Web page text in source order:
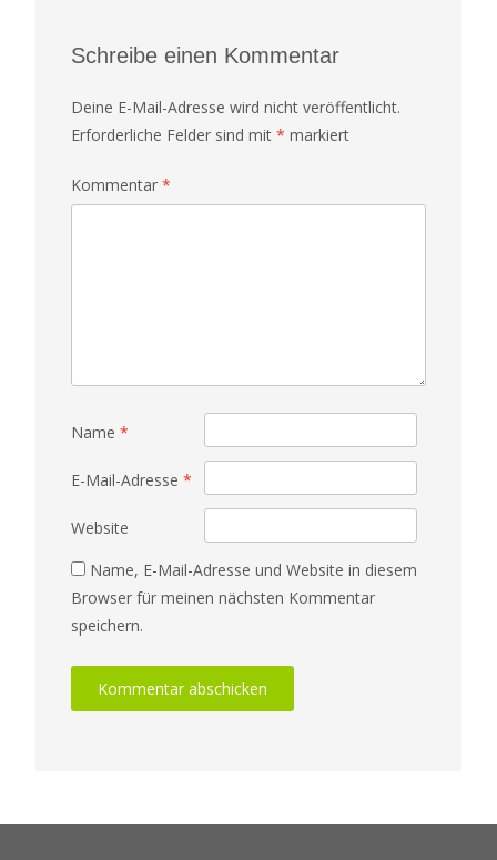
Schreibe einen Kommentar
Deine E-Mail-Adresse wird nicht veröffentlicht.
Erforderliche Felder sind mit * markiert
Kommentar *
Name *
E-Mail-Adresse *
Website
Name, E-Mail-Adresse und Website in diesem
Browser für meinen nächsten Kommentar
speichern.